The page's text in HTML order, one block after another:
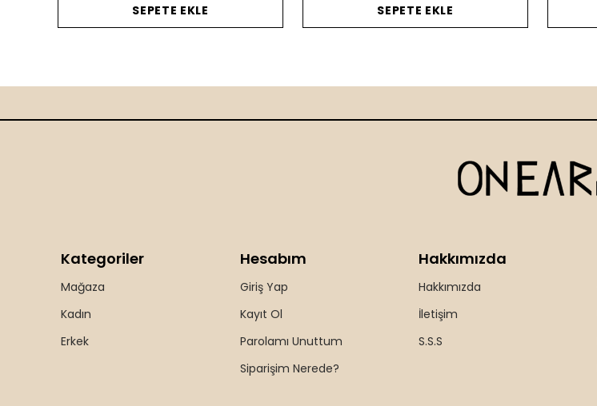
SEPETE EKLE SEPETE EKLE
Kategoriler
Mağaza
Kadın
Erkek
Hesabım
Giriş Yap
Kayıt Ol
Parolamı Unuttum
Siparişim Nerede?
Hakkımızda
Hakkımızda
İletişim
S.S.S